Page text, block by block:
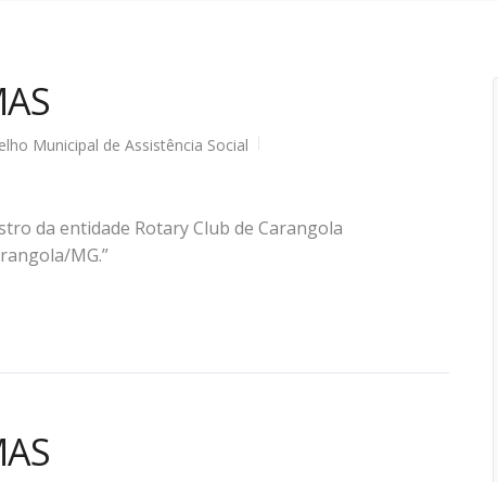
Municipal de Assistência Social
da entidade Rotary Club de Carangola
MG.”